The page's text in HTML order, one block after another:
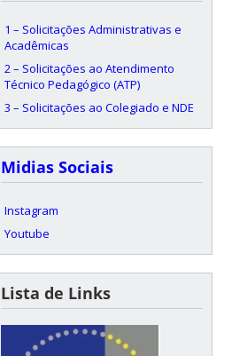
1 – Solicitações Administrativas e
Acadêmicas
2 – Solicitações ao Atendimento
Técnico Pedagógico (ATP)
3 – Solicitações ao Colegiado e NDE
Midias Sociais
Instagram
Youtube
Lista de Links